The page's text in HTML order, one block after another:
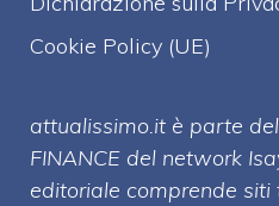
Cookie Policy (UE)
attualissimo.it è parte
FINANCE del network
editoriale comprende